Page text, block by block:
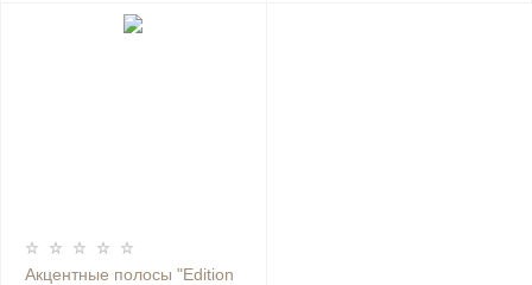
Акцентные полосы "Edition